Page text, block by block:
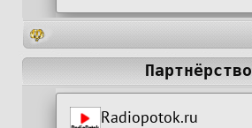
Партнёрство
Radiopotok.ru